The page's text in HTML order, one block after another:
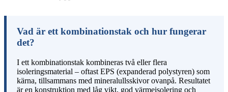
Vad är ett kombinationstak och hur fungerar
det?
I ett kombinationstak kombineras två eller flera
isoleringsmaterial – oftast EPS (expanderad polystyren) som
kärna, tillsammans med mineralullsskivor ovanpå. Resultatet
är en konstruktion med låg vikt, god värmeisolering och